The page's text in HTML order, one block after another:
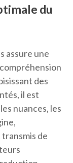
du
assure une
des
il est
nuances, les
de